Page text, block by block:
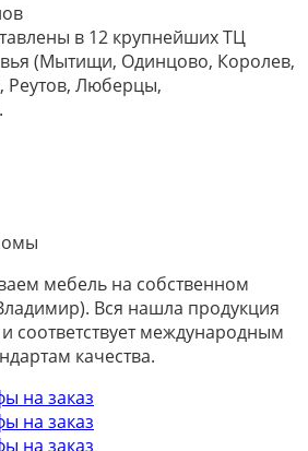
в 12 крупнейших ТЦ
(Мытищи, Одинцово, Королев,
Реутов, Люберцы,
мебель на собственном
Вся нашла продукция
соответствует международным
качества.